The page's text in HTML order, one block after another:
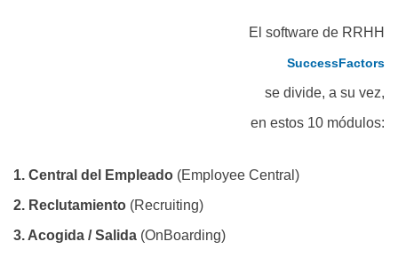
El software de RRHH
SuccessFactors
se divide, a su vez,
en estos 10 módulos:
1. Central del Empleado (Employee Central)
2. Reclutamiento (Recruiting)
3. Acogida / Salida (OnBoarding)